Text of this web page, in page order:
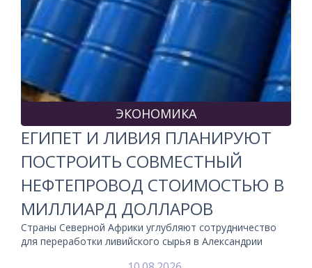
ЭКОНОМИКА
ЕГИПЕТ И ЛИВИЯ ПЛАНИРУЮТ
ПОСТРОИТЬ СОВМЕСТНЫЙ
НЕФТЕПРОВОД СТОИМОСТЬЮ В
МИЛЛИАРД ДОЛЛАРОВ
Страны Северной Африки углубляют сотрудничество
для переработки ливийского сырья в Александрии